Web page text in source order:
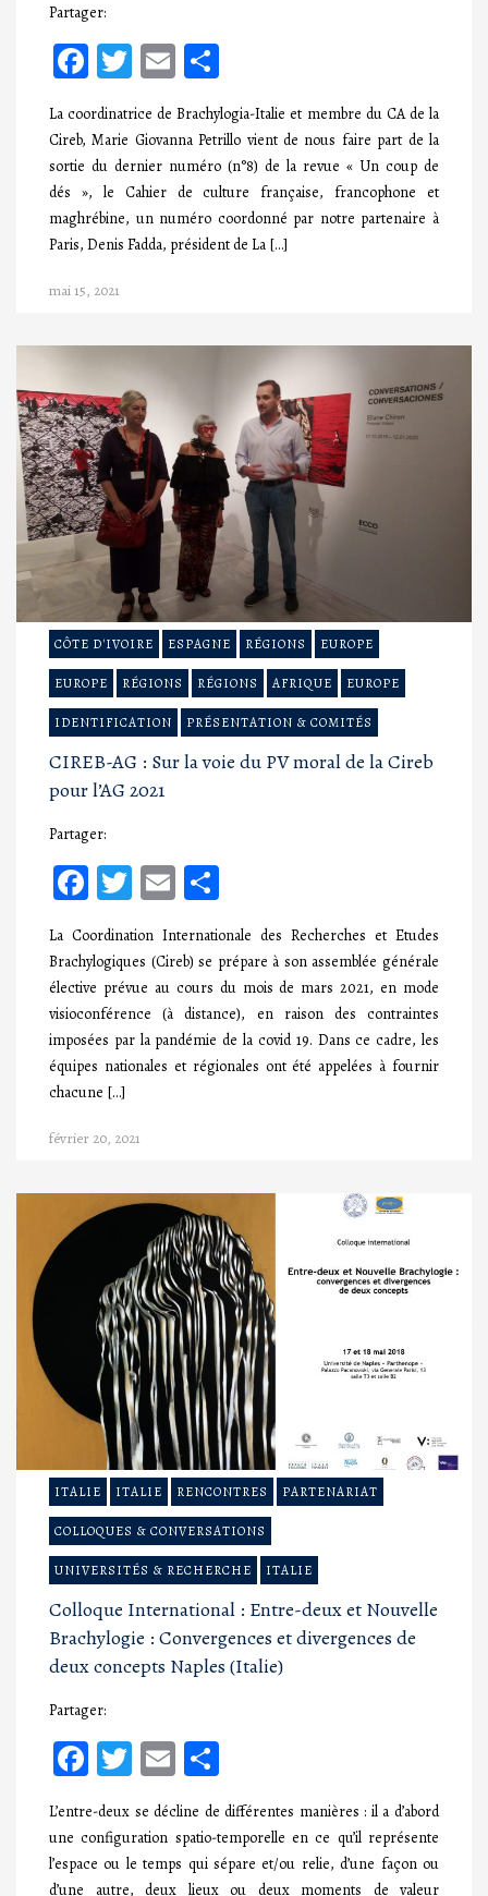
Partager:
Facebook
Twitter
Email
La coordinatrice de Brachylogia-Italie et membre du CA de la
Cireb, Marie Giovanna Petrillo vient de nous faire part de la
sortie du dernier numéro (n°8) de la revue « Un coup de
dés », le Cahier de culture française, francophone et
maghrébine, un numéro coordonné par notre partenaire à
Paris, Denis Fadda, président de La […]
mai 15, 2021
CÔTE D'IVOIRE ESPAGNE RÉGIONS EUROPE
EUROPE RÉGIONS RÉGIONS AFRIQUE EUROPE
IDENTIFICATION PRÉSENTATION & COMITÉS
CIREB-AG : Sur la voie du PV moral de la Cireb
pour l’AG 2021
Partager:
Facebook
Twitter
Email
La Coordination Internationale des Recherches et Etudes
Brachylogiques (Cireb) se prépare à son assemblée générale
élective prévue au cours du mois de mars 2021, en mode
visioconférence (à distance), en raison des contraintes
imposées par la pandémie de la covid 19. Dans ce cadre, les
équipes nationales et régionales ont été appelées à fournir
chacune […]
février 20, 2021
ITALIE ITALIE RENCONTRES PARTENARIAT
COLLOQUES & CONVERSATIONS
UNIVERSITÉS & RECHERCHE ITALIE
Colloque International : Entre-deux et Nouvelle
Brachylogie : Convergences et divergences de
deux concepts Naples (Italie)
Partager:
Facebook
Twitter
Email
L’entre-deux se décline de différentes manières : il a d’abord
une configuration spatio-temporelle en ce qu’il représente
l’espace ou le temps qui sépare et/ou relie, d’une façon ou
d’une autre, deux lieux ou deux moments de valeur